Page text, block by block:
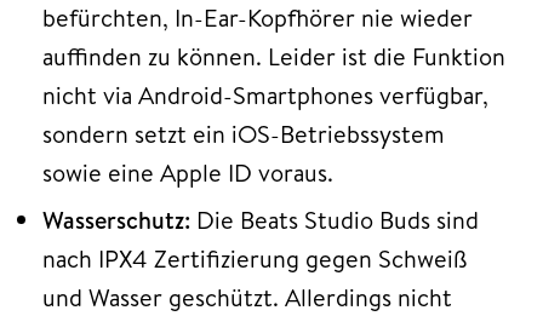
befürchten, In-Ear-Kopfhörer nie wieder
auffinden zu können. Leider ist die Funktion
nicht via Android-Smartphones verfügbar,
sondern setzt ein iOS-Betriebssystem
sowie eine Apple ID voraus.
Wasserschutz: Die Beats Studio Buds sind
nach IPX4 Zertifizierung gegen Schweiß
und Wasser geschützt. Allerdings nicht